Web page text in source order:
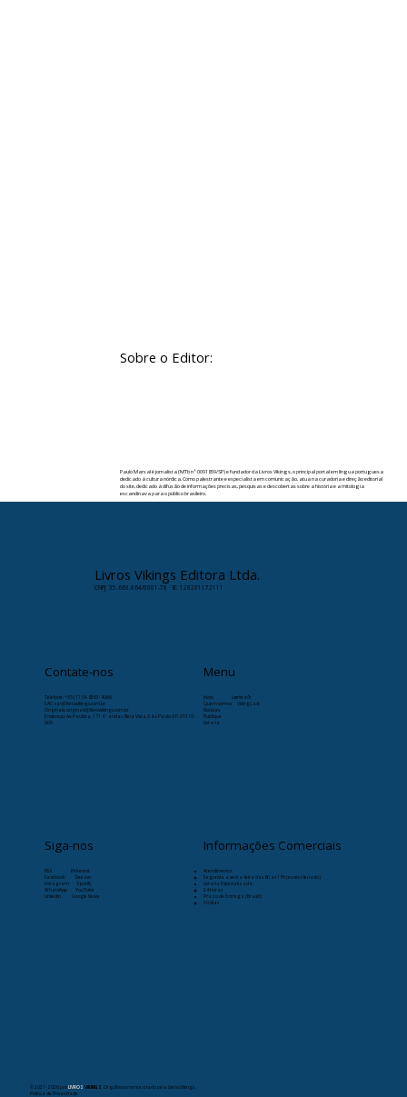
Sobre o Editor:
Paulo Marsal é jornalista (MTb nº 0091859/SP) e fundador da Livros Vikings, o principal portal em língua portuguesa
dedicado à cultura nórdica. Como palestrante e especialista em comunicação, atua na curadoria e direção editorial
do site, dedicado à difusão de informações precisas, pesquisas e descobertas sobre a história e a mitologia
escandinava para o público brasileiro.
Livros Vikings Editora Ltda.
CNPJ: 35.663.864/0001-78 · IE: 128201172111
Contate-nos
Telefone:+55 (11) 9-8263-4066
SAC: sac@livrosvikings.com.br
Originais: originais@livrosvikings.com.br
Endereço: Av. Paulista, 171 4º andar, Bela Vista, São Paulo-SP, 01310-
000
Menu
Início
Læristaðr
Quem somos
VikingCast
Notícias
Publique
Livraria
Siga-nos
RSS
Pinterest
Facebook
Deezer
Instagram
Spotify
WhatsApp
YouTube
Linkedin
Google News
Informações Comerciais
Atendimento:
Segunda a sexta-feira das 8h as 17h (exceto feriado)
Livraria Especializada:
24 horas
Prazo de Entrega (Brasil):
30 dias
© 2021- 2026por LIVROSVIKINGS . Orgulhosamente criado pela Livros Vikings.
Política de Privacidade